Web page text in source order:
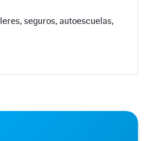
seguros, autoescuelas,